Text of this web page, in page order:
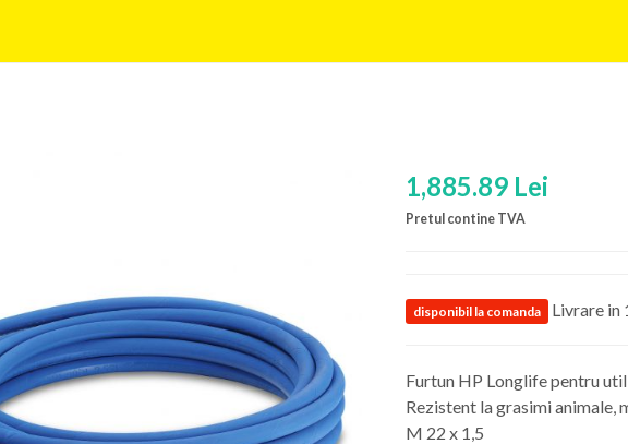
1,885.89 Lei
Pretul contine TVA
disponibil la comanda Livrare in
Furtun HP Longlife pentru
Rezistent la grasimi animale,
M 22 x 1,5